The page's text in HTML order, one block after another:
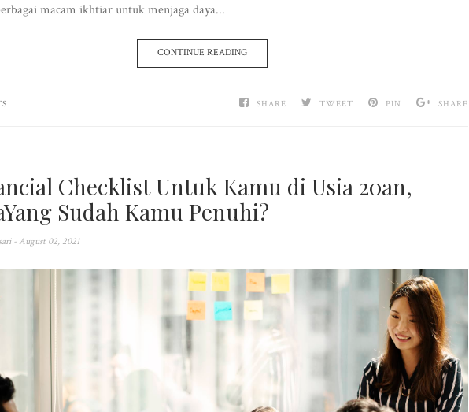
macam ikhtiar untuk menjaga daya...
CONTINUE READING
SHARE TWEET PIN SHARE
Checklist Untuk Kamu di Usia 20an,
Sudah Kamu Penuhi?
- August 02, 2021